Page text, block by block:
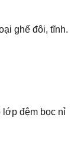
ghế đôi, tĩnh.
lớp đệm bọc nỉ